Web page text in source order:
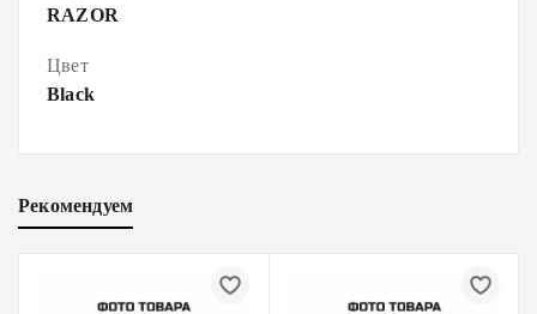
RAZOR
Цвет
Black
Рекомендуем